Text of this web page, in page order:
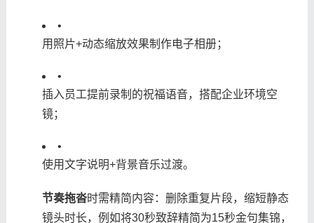
•
用照片+动态缩放效果制作电子相册；
•
插入员工提前录制的祝福语音，搭配企业环境空
镜；
•
使用文字说明+背景音乐过渡。
​节奏拖沓​​时需精简内容：删除重复片段，缩短静态
镜头时长，例如将30秒致辞精简为15秒金句集锦，